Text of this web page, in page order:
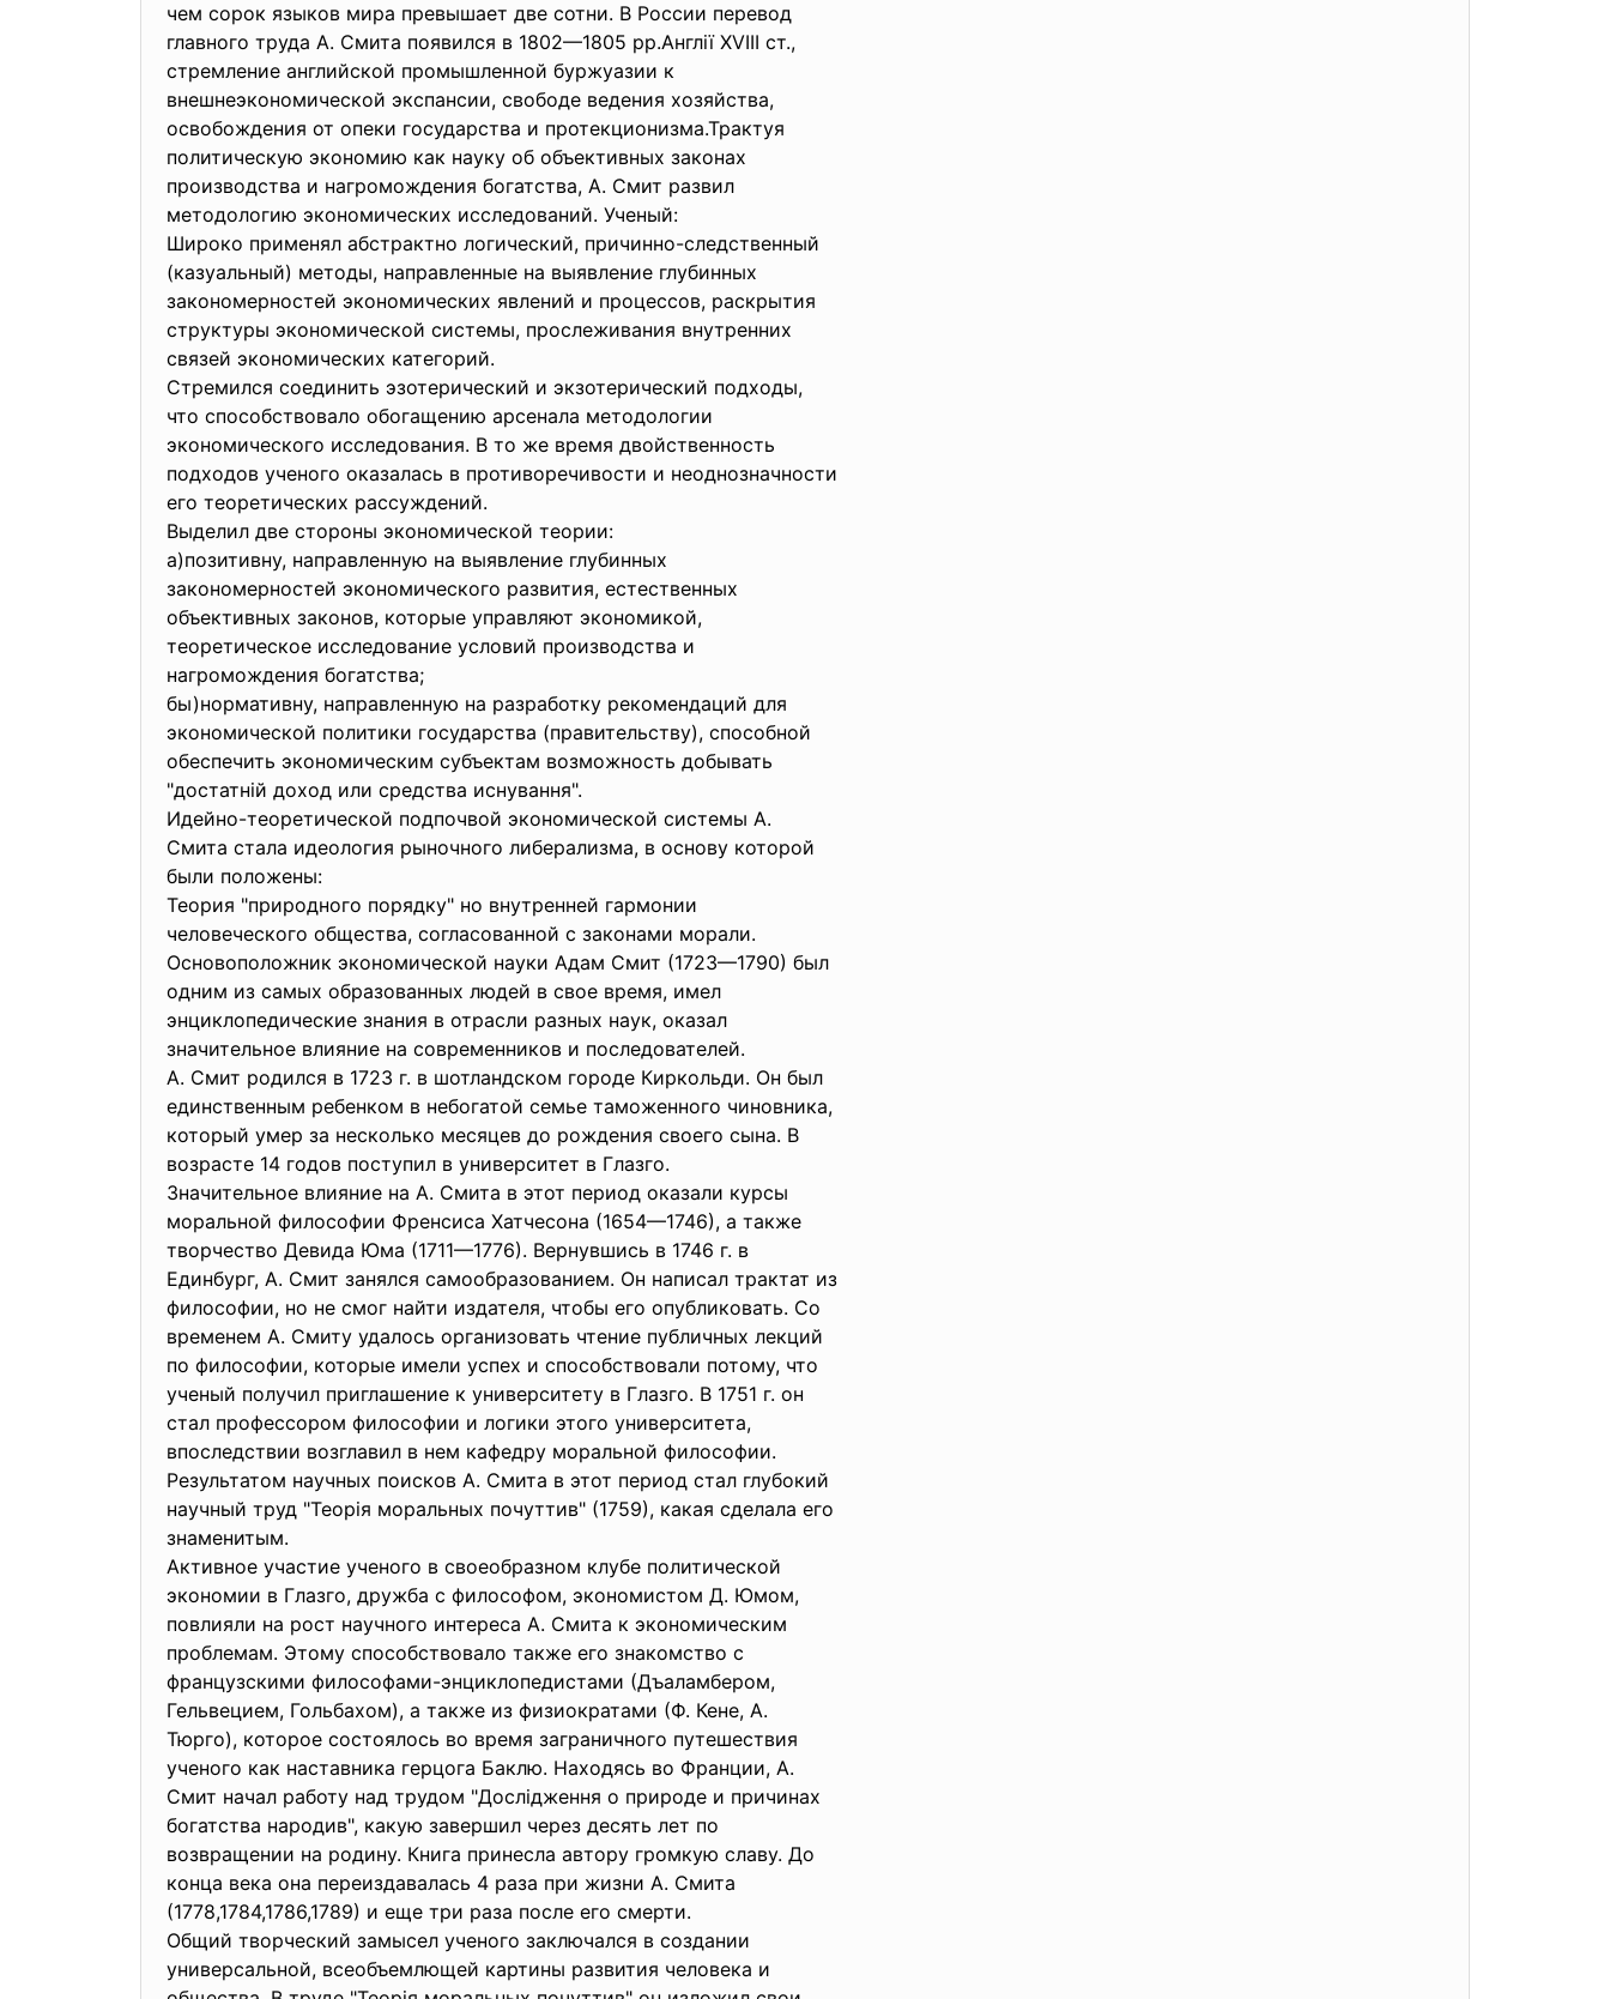
чем сорок языков мира превышает две сотни. В России перевод
главного труда А. Смита появился в 1802—1805 рр.Англії XVIII ст.,
стремление английской промышленной буржуазии к
внешнеэкономической экспансии, свободе ведения хозяйства,
освобождения от опеки государства и протекционизма.Трактуя
политическую экономию как науку об объективных законах
производства и нагромождения богатства, А. Смит развил
методологию экономических исследований. Ученый:
Широко применял абстрактно логический, причинно-следственный
(казуальный) методы, направленные на выявление глубинных
закономерностей экономических явлений и процессов, раскрытия
структуры экономической системы, прослеживания внутренних
связей экономических категорий.
Стремился соединить эзотерический и экзотерический подходы,
что способствовало обогащению арсенала методологии
экономического исследования. В то же время двойственность
подходов ученого оказалась в противоречивости и неоднозначности
его теоретических рассуждений.
Выделил две стороны экономической теории:
а)позитивну, направленную на выявление глубинных
закономерностей экономического развития, естественных
объективных законов, которые управляют экономикой,
теоретическое исследование условий производства и
нагромождения богатства;
бы)нормативну, направленную на разработку рекомендаций для
экономической политики государства (правительству), способной
обеспечить экономическим субъектам возможность добывать
"достатній доход или средства иснування".
Идейно-теоретической подпочвой экономической системы А.
Смита стала идеология рыночного либерализма, в основу которой
были положены:
Теория "природного порядку" но внутренней гармонии
человеческого общества, согласованной с законами морали.
Основоположник экономической науки Адам Смит (1723—1790) был
одним из самых образованных людей в свое время, имел
энциклопедические знания в отрасли разных наук, оказал
значительное влияние на современников и последователей.
А. Смит родился в 1723 г. в шотландском городе Киркольди. Он был
единственным ребенком в небогатой семье таможенного чиновника,
который умер за несколько месяцев до рождения своего сына. В
возрасте 14 годов поступил в университет в Глазго.
Значительное влияние на А. Смита в этот период оказали курсы
моральной философии Френсиса Хатчесона (1654—1746), а также
творчество Девида Юма (1711—1776). Вернувшись в 1746 г. в
Единбург, А. Смит занялся самообразованием. Он написал трактат из
философии, но не смог найти издателя, чтобы его опубликовать. Со
временем А. Смиту удалось организовать чтение публичных лекций
по философии, которые имели успех и способствовали потому, что
ученый получил приглашение к университету в Глазго. В 1751 г. он
стал профессором философии и логики этого университета,
впоследствии возглавил в нем кафедру моральной философии.
Результатом научных поисков А. Смита в этот период стал глубокий
научный труд "Теорія моральных почуттив" (1759), какая сделала его
знаменитым.
Активное участие ученого в своеобразном клубе политической
экономии в Глазго, дружба с философом, экономистом Д. Юмом,
повлияли на рост научного интереса А. Смита к экономическим
проблемам. Этому способствовало также его знакомство с
французскими философами-энциклопедистами (Дъаламбером,
Гельвецием, Гольбахом), а также из физиократами (Ф. Кене, А.
Тюрго), которое состоялось во время заграничного путешествия
ученого как наставника герцога Баклю. Находясь во Франции, А.
Смит начал работу над трудом "Дослідження о природе и причинах
богатства народив", какую завершил через десять лет по
возвращении на родину. Книга принесла автору громкую славу. До
конца века она переиздавалась 4 раза при жизни А. Смита
(1778,1784,1786,1789) и еще три раза после его смерти.
Общий творческий замысел ученого заключался в создании
универсальной, всеобъемлющей картины развития человека и